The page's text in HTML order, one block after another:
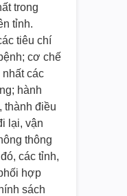
trong
tỉnh.
tiêu chí
cơ chế
nhất các
hành
thành điều
lại, vận
thông
các tỉnh,
hợp
sách